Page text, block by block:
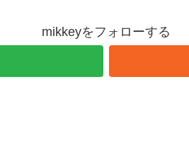
mikkeyをフォローする